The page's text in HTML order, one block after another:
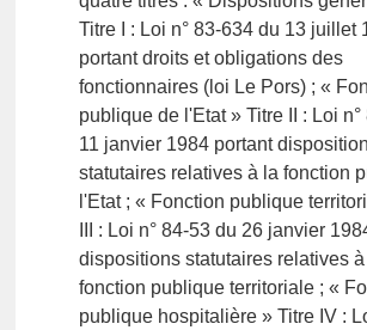
Titre I : Loi n° 83-634 du 13 juillet
portant droits et obligations des
fonctionnaires (loi Le Pors) ; «
publique de l'Etat » Titre II : Loi n°
11 janvier 1984 portant
statutaires relatives à la fonction
l'Etat ; « Fonction publique
III : Loi n° 84-53 du 26 janvier
dispositions statutaires relatives
fonction publique territoriale ; «
publique hospitalière » Titre IV :